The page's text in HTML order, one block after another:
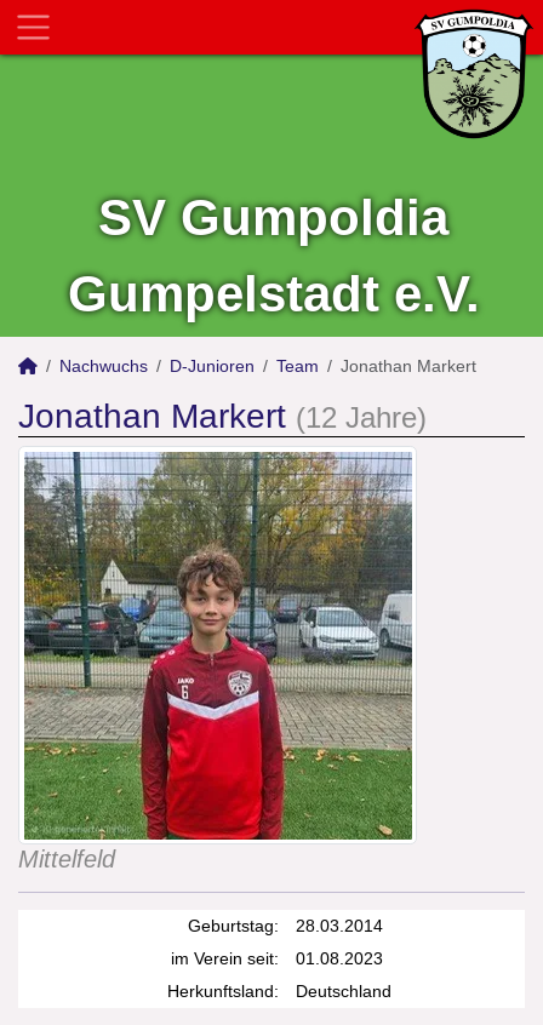
SV Gumpoldia
Gumpelstadt e.V.
Nachwuchs D-Junioren Team Jonathan Markert
Jonathan Markert (12 Jahre)
Mittelfeld
Geburtstag:
28.03.2014
im Verein seit:
01.08.2023
Herkunftsland:
Deutschland